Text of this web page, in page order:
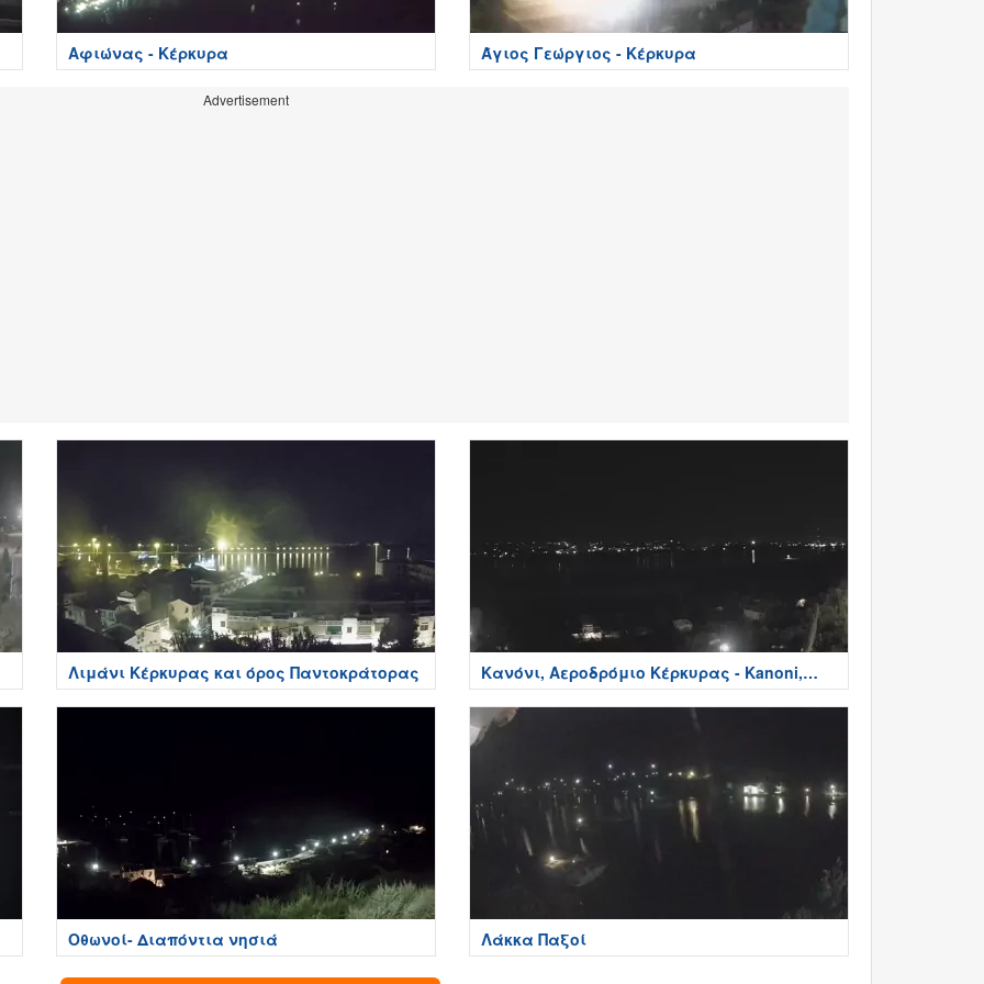
Αφιώνας - Κέρκυρα Άγιος Γεώργιος - Κέρκυρα
Advertisement
Λιμάνι Κέρκυρας και όρος Παντοκράτορας
Κανόνι, Αεροδρόμιο Κέρκυρας - Kanoni,
Kerkyra
Οθωνοί- Διαπόντια νησιά Λάκκα Παξοί